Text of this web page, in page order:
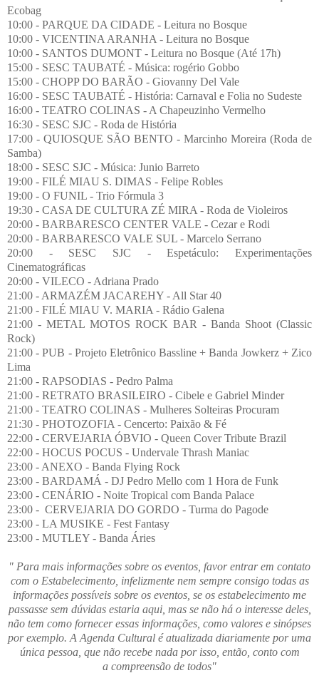
Ecobag
10:00 - PARQUE DA CIDADE - Leitura no Bosque
10:00 - VICENTINA ARANHA - Leitura no Bosque
10:00 - SANTOS DUMONT - Leitura no Bosque (Até 17h)
15:00 - SESC TAUBATÉ - Música: rogério Gobbo
15:00 - CHOPP DO BARÃO - Giovanny Del Vale
16:00 - SESC TAUBATÉ - História: Carnaval e Folia no Sudeste
16:00 - TEATRO COLINAS - A Chapeuzinho Vermelho
16:30 - SESC SJC - Roda de História
17:00 - QUIOSQUE SÃO BENTO - Marcinho Moreira (Roda de
Samba)
18:00 - SESC SJC - Música: Junio Barreto
19:00 - FILÉ MIAU S. DIMAS - Felipe Robles
19:00 - O FUNIL - Trio Fórmula 3
19:30 - CASA DE CULTURA ZÉ MIRA - Roda de Violeiros
20:00 - BARBARESCO CENTER VALE - Cezar e Rodi
20:00 - BARBARESCO VALE SUL - Marcelo Serrano
20:00 - SESC SJC - Espetáculo: Experimentações
Cinematográficas
20:00 - VILECO - Adriana Prado
21:00 - ARMAZÉM JACAREHY - All Star 40
21:00 - FILÉ MIAU V. MARIA - Rádio Galena
21:00 - METAL MOTOS ROCK BAR - Banda Shoot (Classic
Rock)
21:00 - PUB - Projeto Eletrônico Bassline + Banda Jowkerz + Zico
Lima
21:00 - RAPSODIAS - Pedro Palma
21:00 - RETRATO BRASILEIRO - Cibele e Gabriel Minder
21:00 - TEATRO COLINAS - Mulheres Solteiras Procuram
21:30 - PHOTOZOFIA - Cencerto: Paixão & Fé
22:00 - CERVEJARIA ÓBVIO - Queen Cover Tribute Brazil
22:00 - HOCUS POCUS - Undervale Thrash Maniac
23:00 - ANEXO - Banda Flying Rock
23:00 - BARDAMÁ - DJ Pedro Mello com 1 Hora de Funk
23:00 - CENÁRIO - Noite Tropical com Banda Palace
23:00 - CERVEJARIA DO GORDO - Turma do Pagode
23:00 - LA MUSIKE - Fest Fantasy
23:00 - MUTLEY - Banda Áries
" Para mais informações sobre os eventos, favor entrar em contato
com o Estabelecimento, infelizmente nem sempre consigo todas as
informações possíveis sobre os eventos, se os estabelecimento me
passasse sem dúvidas estaria aqui, mas se não há o interesse deles,
não tem como fornecer essas informações, como valores e sinópses
por exemplo. A Agenda Cultural é atualizada diariamente por uma
única pessoa, que não recebe nada por isso, então, conto com
a compreensão de todos"